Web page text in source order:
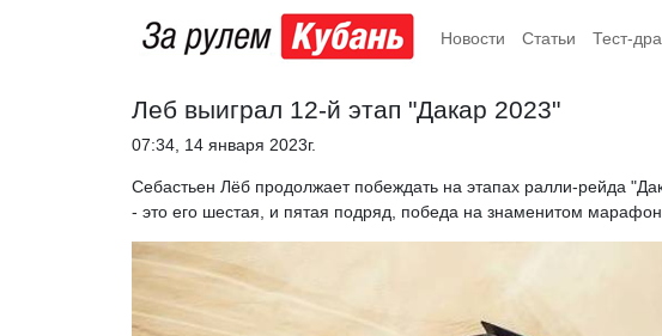
Новости Статьи Тест-
Леб выиграл 12-й этап "Дакар 2023"
07:34, 14 января 2023г.
Себастьен Лёб продолжает побеждать на этапах ралли-рейда
- это его шестая, и пятая подряд, победа на знаменитом